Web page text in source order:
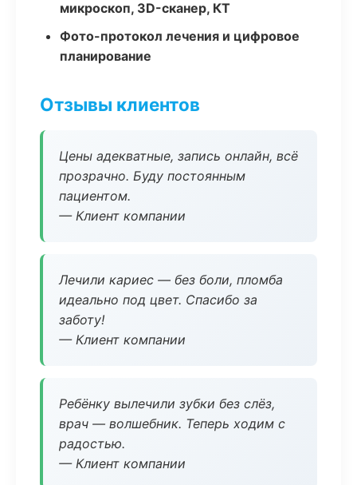
микроскоп, 3D-сканер, КТ
Фото-протокол лечения и цифровое
планирование
Отзывы клиентов
Цены адекватные, запись онлайн, всё
прозрачно. Буду постоянным
пациентом.
— Клиент компании
Лечили кариес — без боли, пломба
идеально под цвет. Спасибо за
заботу!
— Клиент компании
Ребёнку вылечили зубки без слёз,
врач — волшебник. Теперь ходим с
радостью.
— Клиент компании